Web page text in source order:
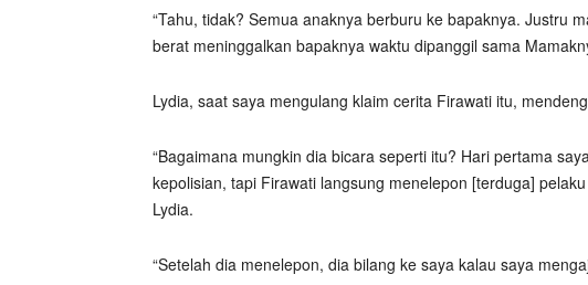
“Tahu, tidak? Semua anaknya berburu ke bapaknya. Justru
berat meninggalkan bapaknya waktu dipanggil sama
Lydia, saat saya mengulang klaim cerita Firawati itu,
“Bagaimana mungkin dia bicara seperti itu? Hari pertama
kepolisian, tapi Firawati langsung menelepon [terduga]
Lydia.
“Setelah dia menelepon, dia bilang ke saya kalau saya